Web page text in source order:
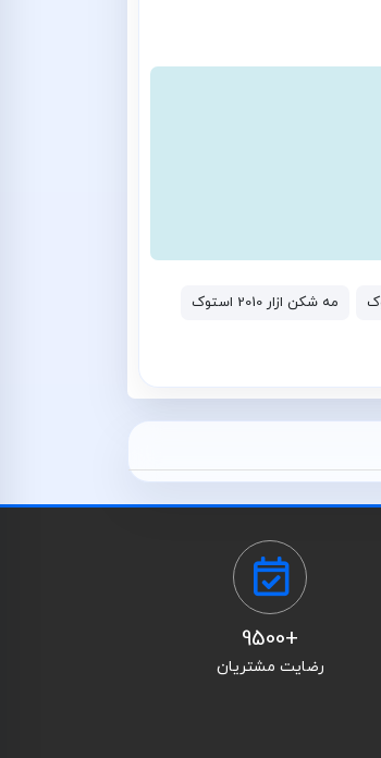
مه شکن ازار 2010 استوک
+9500
رضایت مشتریان